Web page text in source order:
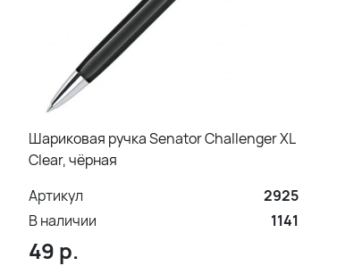
Шариковая ручка Senator Challenger XL
Clear, чёрная
Артикул
2925
В наличии
1141
49 р.